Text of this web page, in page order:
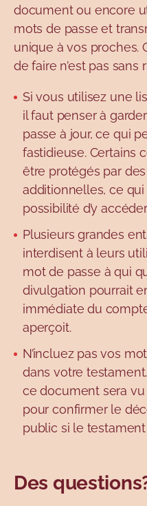
document ou encore
mots de passe et
unique à vos proches.
de faire n’est pas sans
Si vous utilisez une
il faut penser à
passe à jour, ce qui
fastidieuse. Certains
être protégés par
additionnelles, ce
possibilité d’y
Plusieurs grandes
interdisent à leurs
mot de passe à qui
divulgation pourrait
immédiate du compte
aperçoit.
N’incluez pas vos
dans votre
ce document sera
pour confirmer le
public si le
Des